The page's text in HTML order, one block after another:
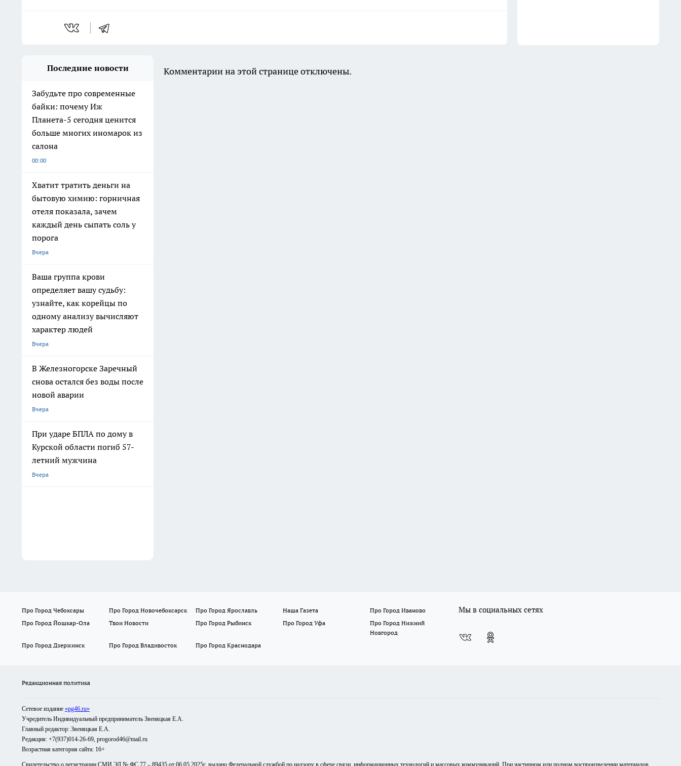
Последние новости
Забудьте про современные
байки: почему Иж
Планета-5 сегодня ценится
больше многих иномарок из
салона
00:00
Хватит тратить деньги на
бытовую химию: горничная
отеля показала, зачем
каждый день сыпать соль у
порога
Вчера
Ваша группа крови
определяет вашу судьбу:
узнайте, как корейцы по
одному анализу вычисляют
характер людей
Вчера
В Железногорске Заречный
снова остался без воды после
новой аварии
Вчера
При ударе БПЛА по дому в
Курской области погиб 57-
летний мужчина
Вчера
Комментарии на этой странице отключены.
Про Город Чебоксары Про Город Новочебоксарск Про Город Ярославль Наша Газета
Про Город Иваново
Про Город Йошкар-Ола
Твои Новости Про Город Рыбинск Про Город Уфа
Про Город Нижний
Новгород
Про Город Дзержинск
Про Город Владивосток Про Город Краснодара
Мы в социальных сетях
Редакционная политика
Сетевое издание «pg46.ru»
Учредитель Индивидуальный предприниматель Звеняцкая Е.А.
Главный редактор: Звеняцкая Е.А.
Редакция: +7(937)014-26-69, progorod46@mail.ru
Возрастная категория сайта: 16+